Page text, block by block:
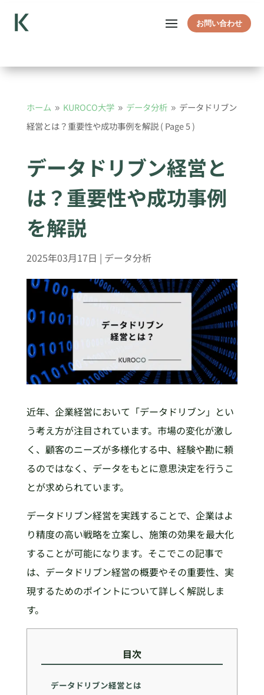
お問い合わせ
ホーム 9 KUROCO大学 9 データ分析 9 データドリブン
経営とは？重要性や成功事例を解説( Page 5 )
データドリブン経営と
は？重要性や成功事例
を解説
2025年03月17日 | データ分析
近年、企業経営において「データドリブン」とい
う考え方が注目されています。市場の変化が激し
く、顧客のニーズが多様化する中、経験や勘に頼
るのではなく、データをもとに意思決定を行うこ
とが求められています。
データドリブン経営を実践することで、企業はよ
り精度の高い戦略を立案し、施策の効果を最大化
することが可能になります。そこでこの記事で
は、データドリブン経営の概要やその重要性、実
現するためのポイントについて詳しく解説しま
す。
目次
データドリブン経営とは